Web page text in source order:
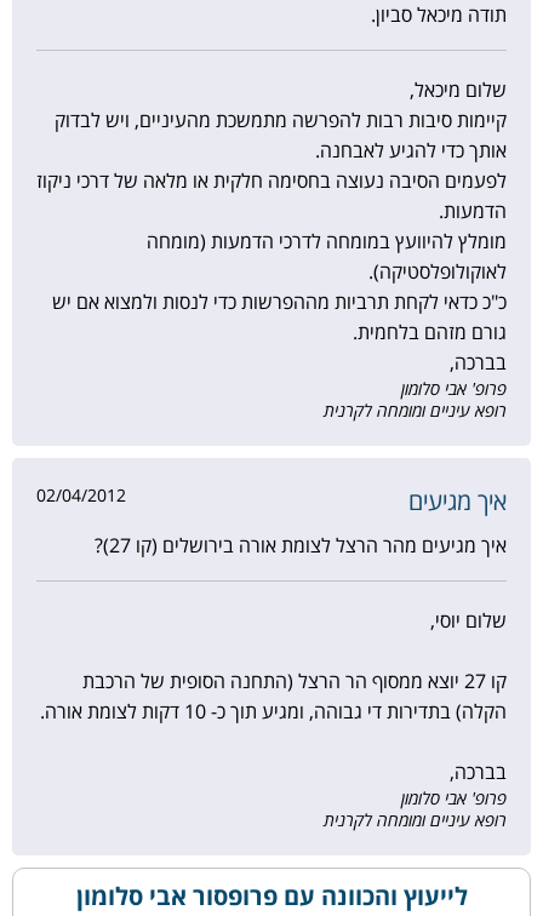
תודה מיכאל סביון.
שלום מיכאל,
קיימות סיבות רבות להפרשה מתמשכת מהעיניים, ויש לבדוק
אותך כדי להגיע לאבחנה.
לפעמים הסיבה נעוצה בחסימה חלקית או מלאה של דרכי ניקוז
הדמעות.
מומלץ להיוועץ במומחה לדרכי הדמעות (מומחה
לאוקולופלסטיקה).
כ"כ כדאי לקחת תרביות מההפרשות כדי לנסות ולמצוא אם יש
גורם מזהם בלחמית.
בברכה,
פרופ' אבי סלומון
רופא עיניים ומומחה לקרנית
איך מגיעים 02/04/2012
איך מגיעים מהר הרצל לצומת אורה בירושלים (קו 27)?
שלום יוסי,
קו 27 יוצא ממסוף הר הרצל (התחנה הסופית של הרכבת
הקלה) בתדירות די גבוהה, ומגיע תוך כ- 10 דקות לצומת אורה.
בברכה,
פרופ' אבי סלומון
רופא עיניים ומומחה לקרנית
לייעוץ והכוונה עם פרופסור אבי סלומון